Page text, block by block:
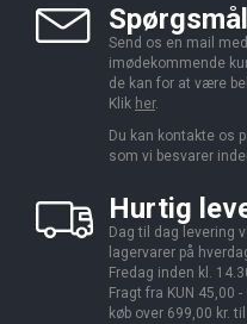
Send os en mail
imødekommende
de kan for at være
Klik her.
Du kan kontakte os
som vi besvarer
Hurtig
Dag til dag levering
lagervarer på
Fredag inden kl.
Fragt fra KUN 45,00
køb over 699,00 kr.